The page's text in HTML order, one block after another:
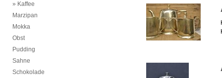
Kaffee
Marzipan
Mokka
Obst
Pudding
Sahne
Schokolade